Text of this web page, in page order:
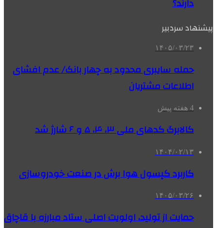
دارند؟
پیشنهاد سردبیر
۱۴۰۵/۰۳/۲۳
حمله سایبری محدود به چهار بانک/ عدم افشای
اطلاعات مشتریان
4 هفته پیش
کالابرگ کدهای ملی‌ ۳، ۴، ۵ و ۶ شارژ شد
۱۴۰۴/۰۲/۱۳
کاربرد کپسول هوا برش در صنعت خودروسازی
۱۴۰۵/۰۳/۲۶
حمایت از تولید، اولویت اصلی ستاد مبارزه با قاچاق